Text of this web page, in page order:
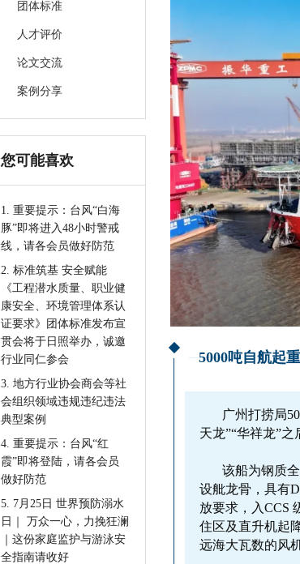
团体标准
人才评价
论文交流
案例分享
您可能喜欢
1. 重要提示：台风“白海
豚”即将进入48小时警戒
线，请各会员做好防范
2. 标准筑基 安全赋能
《工程潜水质量、职业健
康安全、环境管理体系认
证要求》团体标准发布宣
贯会将于日照举办，诚邀
行业同仁参会
3. 地方行业协会商会等社
会组织领域违规违纪违法
典型案例
4. 重要提示：台风“红
霞”即将登陆，请各会员
做好防范
5. 7月25日 世界预防溺水
日｜ 万众一心，力挽狂澜
｜这份家庭监护与游泳安
全指南请收好
5000吨自航起
广州打捞局
天龙”“华祥龙”之
该船为钢质
设舭龙骨，具有
放要求，入CCS
住区及直升机起
远海大瓦数的风